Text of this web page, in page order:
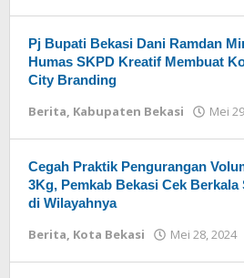
Pj Bupati Bekasi Dani Ramdan
Humas SKPD Kreatif Membuat
City Branding
Berita, Kabupaten Bekasi Mei
Cegah Praktik Pengurangan
3Kg, Pemkab Bekasi Cek Berkala
di Wilayahnya
Berita, Kota Bekasi Mei 28, 2024